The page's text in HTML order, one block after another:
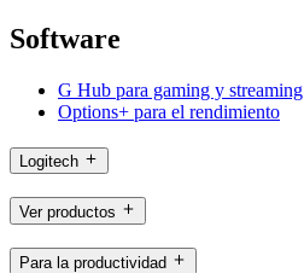
Software
G Hub para gaming y streaming
Options+ para el rendimiento
Logitech
Ver productos
Para la productividad